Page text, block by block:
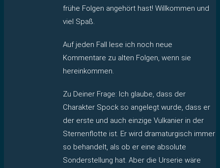
frühe Folgen angehört hast! Willkommen und
viel Spaß.
Auf jeden Fall lese ich noch neue
Kommentare zu alten Folgen, wenn sie
hereinkommen.
Zu Deiner Frage: Ich glaube, dass der
Charakter Spock so angelegt wurde, dass er
der erste und auch einzige Vulkanier in der
Sternenflotte ist. Er wird dramaturgisch immer
so behandelt, als ob er eine absolute
Sonderstellung hat. Aber die Urserie wäre